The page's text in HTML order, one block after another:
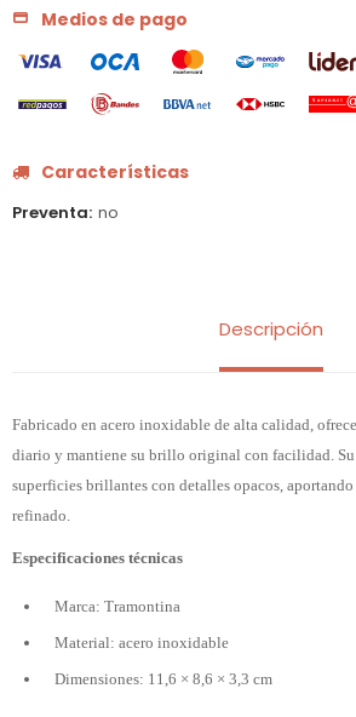
Medios de pago
Características
Preventa no
Descripción
Fabricado en acero inoxidable de alta calidad,
diario y mantiene su brillo original con facilidad.
superficies brillantes con detalles opacos,
refinado.
Especificaciones técnicas
Marca: Tramontina
Material: acero inoxidable
Dimensiones: 11,6 × 8,6 × 3,3 cm